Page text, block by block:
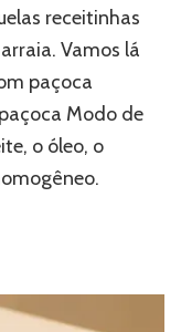
receitinhas
Vamos lá
paçoca
Modo de
o óleo, o